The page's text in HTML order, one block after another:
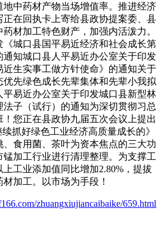
中药材产物当场增值率。推进经济
在回执卡上寄给县政协提案委、县
材加工特色财产，加强内活泼力。
城口县国平易近经济和社会成长第
知城口县人平易近办公室关于印发
近生实事工做方针使命》的通知关于
优先绿色成长先辈集体和先辈小我拟
易近办公室关于印发城口县新型林
子（试行）的通知为深切贯彻习总
您正在县政协九届五次会议上提出
抓好绿色工业经济高质量成长的》
食用菌、茶叶为资本焦点的三大功
加工行业进行清理整理。为支撑工
工业添加值同比增加2.80%，提拔
加工。以市场为手段！
zhuangxiujiancaibaike/659.html